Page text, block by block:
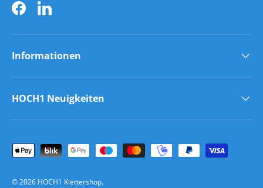
FacebookLinkedIn
Informationen
HOCH1 Neuigkeiten
Zahlungsmethoden
© 2026 HOCH1 Klettershop.